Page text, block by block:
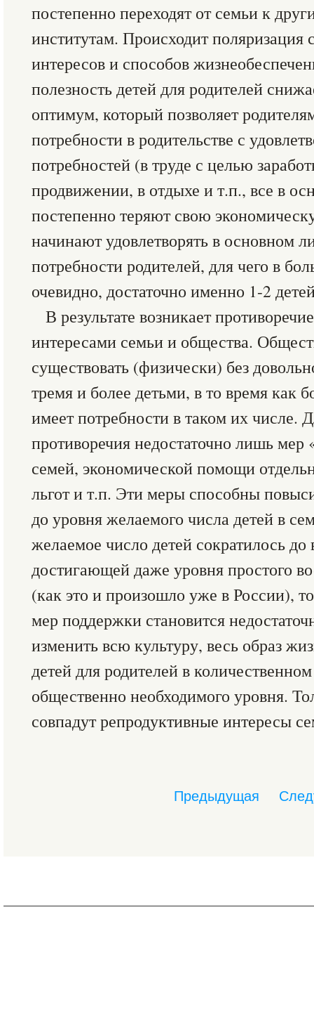
постепенно переходят от семьи к
институтам. Происходит
интересов и способов
полезность детей для родителей
оптимум, который позволяет
потребности в родительстве с
потребностей (в труде с целью
продвижении, в отдыхе и т.п., все в
постепенно теряют свою
начинают удовлетворять в основном
потребности родителей, для чего в
очевидно, достаточно именно 1-2
В результате возникает
интересами семьи и общества.
существовать (физически) без
тремя и более детьми, в то время как
имеет потребности в таком их числе.
противоречия недостаточно лишь
семей, экономической помощи
льгот и т.п. Эти меры способны
до уровня желаемого числа детей в
желаемое число детей сократилось
достигающей даже уровня простого
(как это и произошло уже в России),
мер поддержки становится
изменить всю культуру, весь образ
детей для родителей в
общественно необходимого уровня.
совпадут репродуктивные интересы
Предыдущая